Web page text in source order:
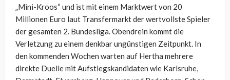
„Mini-Kroos“ und ist mit einem Marktwert von 20
Millionen Euro laut Transfermarkt der wertvollste Spieler
der gesamten 2. Bundesliga. Obendrein kommt die
Verletzung zu einem denkbar ungünstigen Zeitpunkt. In
den kommenden Wochen warten auf Hertha mehrere
direkte Duelle mit Aufstiegskandidaten wie Karlsruhe,